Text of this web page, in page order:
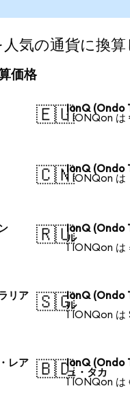
の通貨に換算
価格
🇪🇺IonQ (Ondo
1 IONQon
🇨🇳IonQ (Ondo
1 IONQon は
🇷🇺IonQ (Ondo
ル
1 IONQon は
リア
🇸🇬IonQ (Ondo
ル
1 IONQon は
レア
🇧🇩IonQ (Ondo
ュ・タカ
1 IONQon は